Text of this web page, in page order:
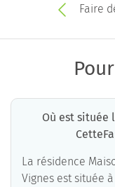
Faire
Où est située
La résidence
Vignes est située